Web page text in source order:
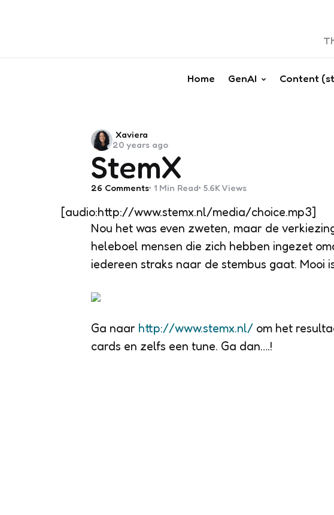
Home GenAI Content
StemX
Posted
by
Xaviera
20 years ago
26 Comments 1 Min Read 5.6K Views
[audio:http://www.stemx.nl/media/choice.mp3]
Nou het was even zweten, maar de
heleboel mensen die zich hebben ingezet
iedereen straks naar de stembus gaat. Mooi
Ga naar http://www.stemx.nl/ om het
cards en zelfs een tune. Ga dan….!